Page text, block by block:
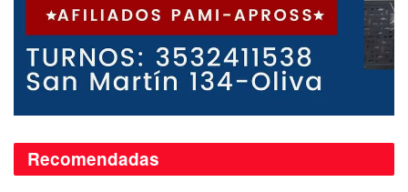
Recomendadas